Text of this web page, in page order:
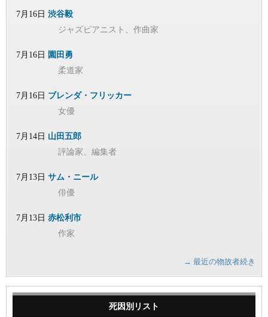
7月16日 渋谷毅
ジャズピアニスト、作曲家
7月16日 園田勇
柔道家
7月16日 ブレンダ・フリッカー
女優
7月14日 山田五郎
評論家、編集者
7月13日 サム・ニール
俳優
7月13日 赤松利市
作家
→ 最近の物故者続き
死因別リスト